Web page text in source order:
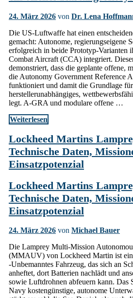
24. März 2026 von Dr. Lena
Die US-Luftwaffe hat einen
gemacht: Autonome, regierungseigene
erfolgreich in beide Prototyp-Varianten
Combat Aircraft (CCA) integriert.
demonstriert, dass die geplante offene,
die Autonomy Government Reference
funktioniert und damit die Grundlage
herstellerunabhängiges,
legt. A-GRA und modulare offene …
Weiterlesen
Lockheed Martins
Technische Daten,
Einsatzpotenzial
Lockheed Martins
Technische Daten,
Einsatzpotenzial
24. März 2026 von Michael Bauer
Die Lamprey Multi-Mission
(MMAUV) von Lockheed Martin ist ein
-Unbemanntes Fahrzeug, das sich an
anheftet, dort Batterien nachlädt und
sowie Luftdrohnen abfeuern kann. Das
Navy kostengünstige, autonome